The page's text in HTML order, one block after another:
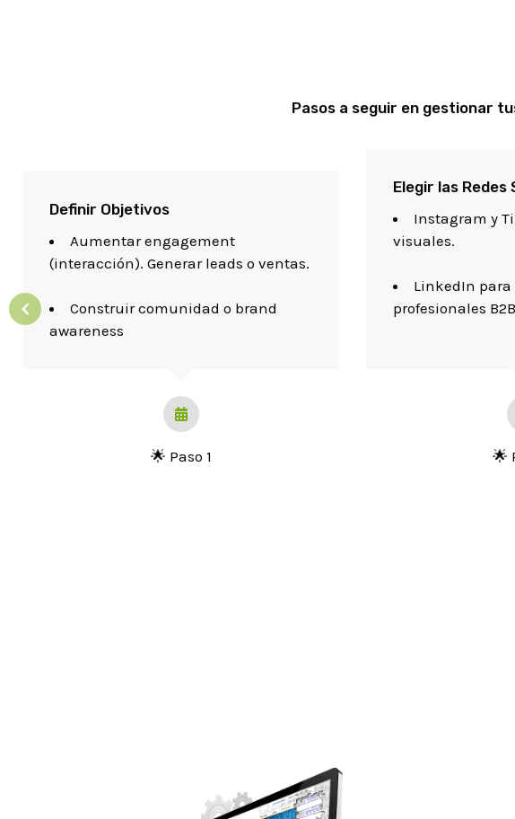
Pasos a seguir en gestionar
Definir Objetivos
Aumentar engagement
(interacción). Generar leads o ventas.
Construir comunidad o brand
awareness
Elegir las Redes
Instagram y
visuales.
LinkedIn para
profesionales
🌟 Paso 1 🌟